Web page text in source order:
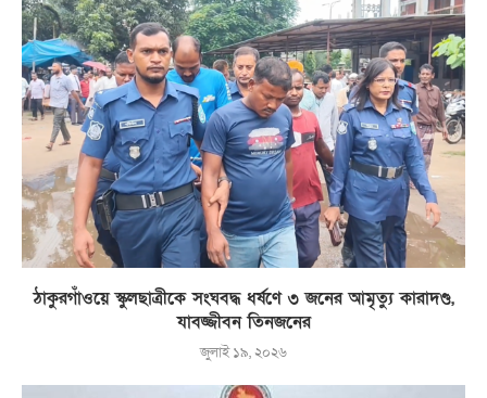
ঠাকুরগাঁওয়ে স্কুলছাত্রীকে সংঘবদ্ধ ধর্ষণে ৩ জনের আমৃত্যু কারাদণ্ড,
যাবজ্জীবন তিনজনের
জুলাই ১৯, ২০২৬